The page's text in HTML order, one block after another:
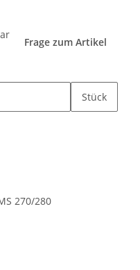
Frage zum Artikel
Stück
270/280